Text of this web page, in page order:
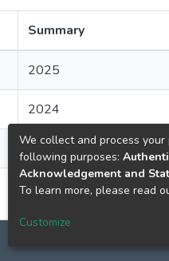
Summary
2025
2024
We collect and process
following purposes:
Acknowledgement and
To learn more, please read
Customize